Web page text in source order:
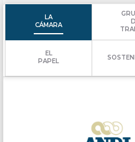
LA
CÁMARA
EL
PAPEL